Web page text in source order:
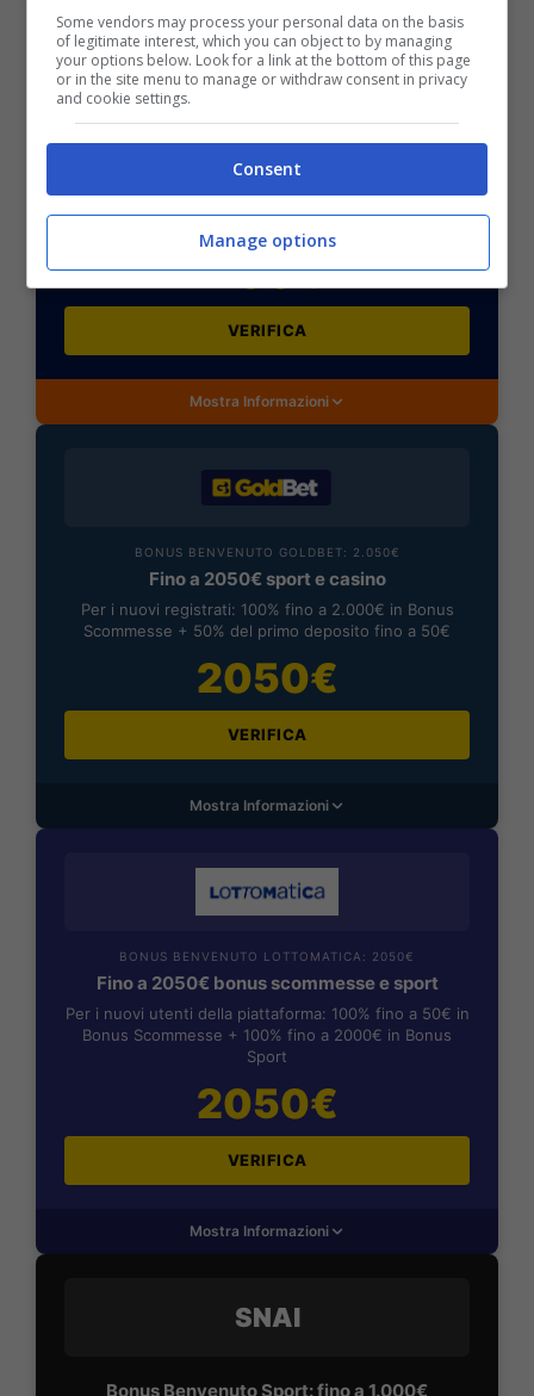
BONUS SPORTBET: 100€ SUBITO
Bonus 50€ SENZA deposito + fino a 50€ di
rimborso
200€
VERIFICA
Mostra Informazioni
BONUS BENVENUTO GOLDBET: 2.050€
Fino a 2050€ sport e casino
Per i nuovi registrati: 100% fino a 2.000€ in Bonus
Scommesse + 50% del primo deposito fino a 50€
2050€
VERIFICA
Mostra Informazioni
BONUS BENVENUTO LOTTOMATICA: 2050€
Fino a 2050€ bonus scommesse e sport
Per i nuovi utenti della piattaforma: 100% fino a 50€ in
Bonus Scommesse + 100% fino a 2000€ in Bonus
Sport
2050€
VERIFICA
Mostra Informazioni
SNAI
Bonus Benvenuto Sport: fino a 1.000€
Some vendors may process your personal data on the basis
of legitimate interest, which you can object to by managing
your options below. Look for a link at the bottom of this page
or in the site menu to manage or withdraw consent in privacy
and cookie settings.
Consent
Manage options